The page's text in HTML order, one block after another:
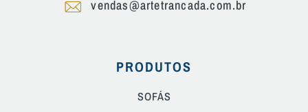
vendas@artetrancada.com.br
PRODUTOS
SOFÁS